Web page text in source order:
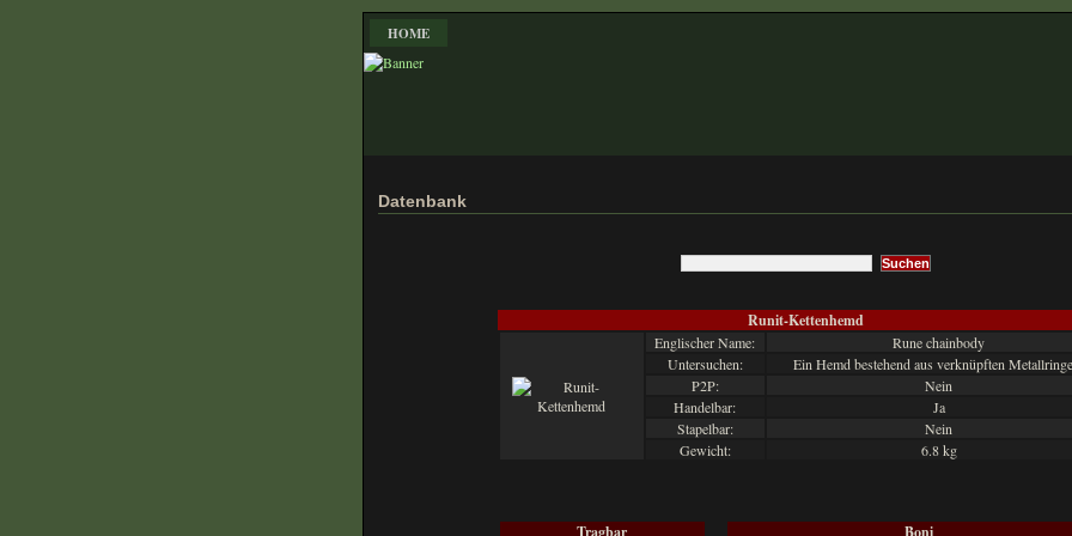
HOME
Datenbank
Runit-Kettenhemd
Englischer Name:
Rune chainbody
Untersuchen:
Ein Hemd bestehend aus verknüpften
P2P:
Nein
Handelbar:
Ja
Stapelbar:
Nein
Gewicht:
6.8 kg
Tragbar Boni